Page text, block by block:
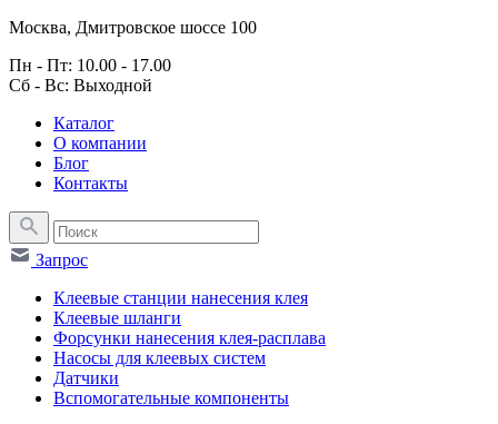
Москва, Дмитровское шоссе 100
Пн - Пт: 10.00 - 17.00
Сб - Вс: Выходной
Каталог
О компании
Блог
Контакты
Запрос
Клеевые станции нанесения клея
Клеевые шланги
Форсунки нанесения клея-расплава
Насосы для клеевых систем
Датчики
Вспомогательные компоненты